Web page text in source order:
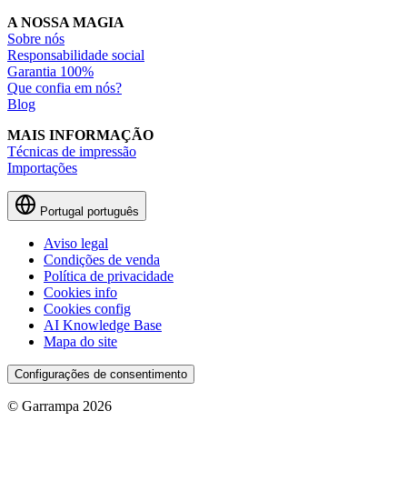
A NOSSA MAGIA
Sobre nós
Responsabilidade social
Garantia 100%
Que confia em nós?
Blog
MAIS INFORMAÇÃO
Técnicas de impressão
Importações
Portugal português
Aviso legal
Condições de venda
Política de privacidade
Cookies info
Cookies config
AI Knowledge Base
Mapa do site
Configurações de consentimento
© Garrampa 2026